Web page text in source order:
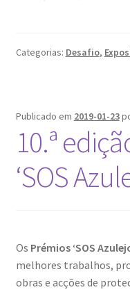
Categorias: Desafio,
Publicado em 2019-01-23
10.ª
‘SOS
Os Prémios ‘SOS
melhores trabalhos,
obras e acções de